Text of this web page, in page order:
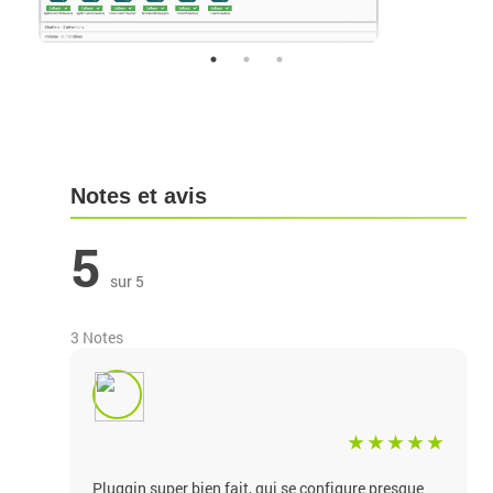
Notes et avis
5 sur 5
3 Notes
Pluggin super bien fait, qui se configure presque